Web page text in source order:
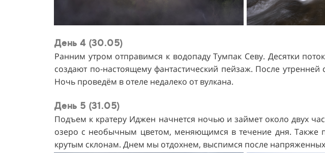
День 4 (30.05)
Ранним утром отправимся к водопаду Тумпак Севу. Десятки
создают по-настоящему фантастический пейзаж. После
Ночь проведём в отеле недалеко от вулкана.
День 5 (31.05)
Подъем к кратеру Иджен начнется ночью и займет около двух
озеро с необычным цветом, меняющимся в течение дня. Также
крутым склонам. Днем мы отдохнем, выспимся после